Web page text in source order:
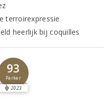
terroirexpressie
heerlijk bij coquilles
93
Parker
2023